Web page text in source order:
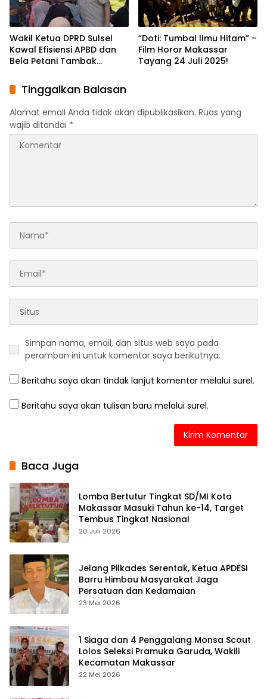
Wakil Ketua DPRD Sulsel
Kawal Efisiensi APBD dan
Bela Petani Tambak
“Doti: Tumbal Ilmu Hitam” –
Film Horor Makassar
Tayang 24 Juli 2025!
Tinggalkan Balasan
Alamat email Anda tidak akan dipublikasikan. Ruas yang
wajib ditandai *
Simpan nama, email, dan situs web saya pada
peramban ini untuk komentar saya berikutnya.
Beritahu saya akan tindak lanjut komentar melalui surel.
Beritahu saya akan tulisan baru melalui surel.
Baca Juga
Lomba Bertutur Tingkat SD/MI Kota
Makassar Masuki Tahun ke-14, Target
Tembus Tingkat Nasional
20 Juli 2026
Jelang Pilkades Serentak, Ketua APDESI
Barru Himbau Masyarakat Jaga
Persatuan dan Kedamaian
23 Mei 2026
1 Siaga dan 4 Penggalang Monsa Scout
Lolos Seleksi Pramuka Garuda, Wakili
Kecamatan Makassar
22 Mei 2026